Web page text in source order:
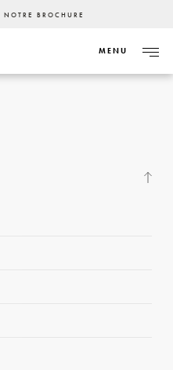
NOTRE BROCHURE
MENU